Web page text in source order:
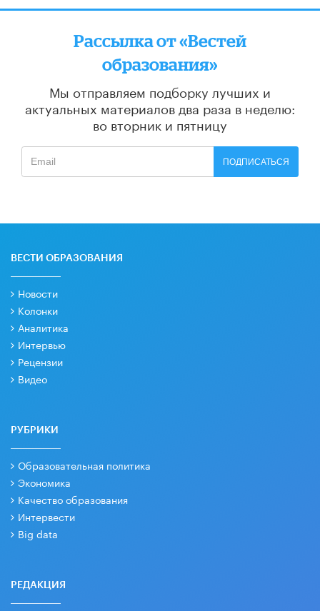
Рассылка от «Вестей
образования»
Мы отправляем подборку лучших и
актуальных материалов два раза в неделю:
во вторник и пятницу
ПОДПИСАТЬСЯ
ВЕСТИ ОБРАЗОВАНИЯ
Новости
Колонки
Аналитика
Интервью
Рецензии
Видео
РУБРИКИ
Образовательная политика
Экономика
Качество образования
Интервести
Big data
РЕДАКЦИЯ